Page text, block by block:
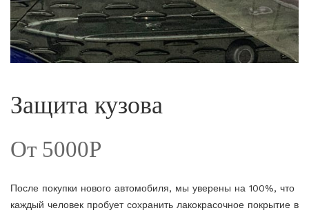
Защита кузова
От 5000Р
После покупки нового автомобиля, мы уверены на 100%, что
каждый человек пробует сохранить лакокрасочное покрытие в